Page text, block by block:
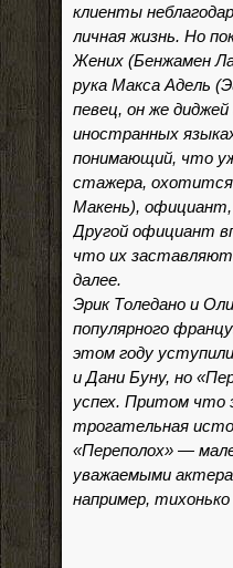
клиенты
личная жизнь. Но
Жених (Бенжамен
рука Макса Адель
певец, он же
иностранных
понимающий, что
стажера, охотится
Макень), официант,
Другой официант
что их
далее.
Эрик Толедано и
популярного
этом году
и Дани Буну, но
успех. Притом что
трогательная
«Переполох» —
уважаемыми
например,